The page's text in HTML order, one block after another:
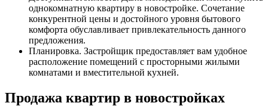
однокомнатную квартиру в новостройке. Сочетание
конкурентной цены и достойного уровня бытового
комфорта обуславливает привлекательность данного
предложения.
Планировка. Застройщик предоставляет вам удобное
расположение помещений с просторными жилыми
комнатами и вместительной кухней.
Продажа квартир в новостройках